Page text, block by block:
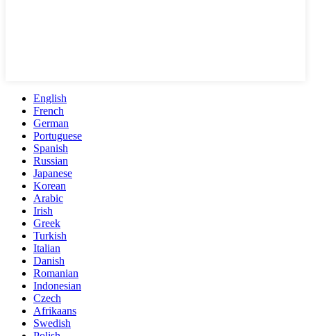
English
French
German
Portuguese
Spanish
Russian
Japanese
Korean
Arabic
Irish
Greek
Turkish
Italian
Danish
Romanian
Indonesian
Czech
Afrikaans
Swedish